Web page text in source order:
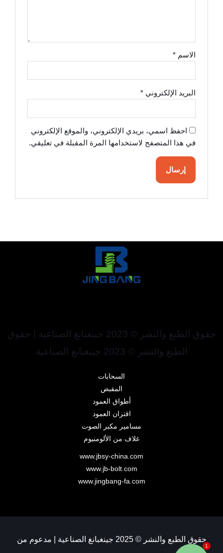
الاسم*
البريد الإلكتروني*
احفظ اسمي، بريدي الإلكتروني، والموقع الإلكتروني
في هذا المتصفح لاستخدامها المرة المقبلة في تعليقي.
حقوق الطبع والنشر © 2023 جينغبانغ الصناعية | حقوق
الطبع والنشر © 2023 جينغبانغ الصناعية
السحابات
المقبض
أطواق العمود
اقتران العمود
مسامير مكبر الصوت
غلاف من الألومنيوم
www.jbsy-china.com
www.jb-bolt.com
www.jingbang-fa.com
حقوق الطبع والنشر © 2025 جينغبانغ الصناعية | مدعوم من
1